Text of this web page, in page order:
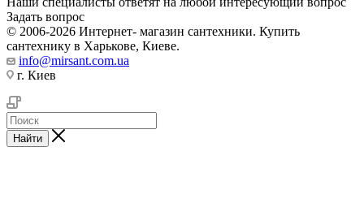
Задать вопрос
© 2006-2026 Интернет- магазин сантехники. Купить
сантехнику в Харькове, Киеве.
info@mirsant.com.ua
г. Киев
Найти